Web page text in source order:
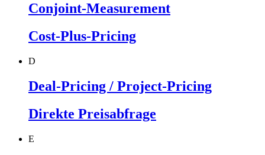
Conjoint-Measurement
Cost-Plus-Pricing
D
Deal-Pricing / Project-Pricing
Direkte Preisabfrage
E